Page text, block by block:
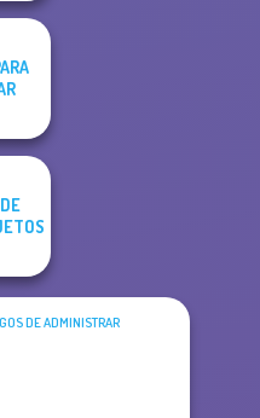
DE ADMINISTRAR